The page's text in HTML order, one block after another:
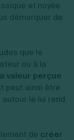
et noyée
démarquer de
que le
ou à la
valeur perçue
peut ainsi être
le lui rend
de créer